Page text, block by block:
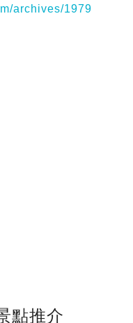
archives/1979
點推介